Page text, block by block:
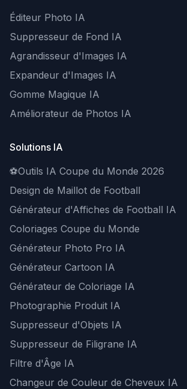
Éditeur Photo IA
Suppresseur de Fond IA
Agrandisseur d'Images IA
Expandeur d'Images IA
Gomme Magique IA
Améliorateur de Photos IA
Solutions IA
⚽Outils IA Coupe du Monde 2026
Design de Maillot de Football
Générateur d'Affiches de Football IA
Coloriages Coupe du Monde
Générateur Photo Pro IA
Générateur Cartoon IA
Générateur de Coloriage IA
Photographie Produit IA
Suppresseur d'Objets IA
Suppresseur de Filigrane IA
Filtre d'Âge IA
Changeur de Couleur de Cheveux IA